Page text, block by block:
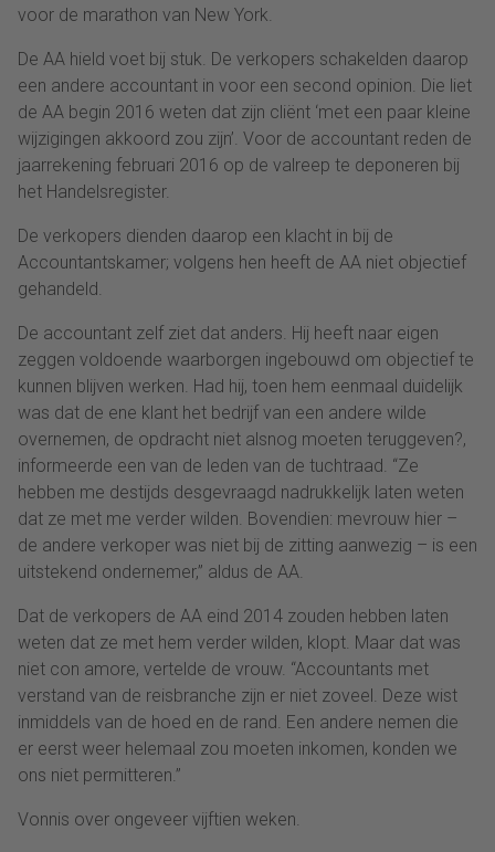
voor de marathon van New York.
De AA hield voet bij stuk. De verkopers schakelden daarop
een andere accountant in voor een second opinion. Die liet
de AA begin 2016 weten dat zijn cliënt ‘met een paar kleine
wijzigingen akkoord zou zijn’. Voor de accountant reden de
jaarrekening februari 2016 op de valreep te deponeren bij
het Handelsregister.
De verkopers dienden daarop een klacht in bij de
Accountantskamer; volgens hen heeft de AA niet objectief
gehandeld.
De accountant zelf ziet dat anders. Hij heeft naar eigen
zeggen voldoende waarborgen ingebouwd om objectief te
kunnen blijven werken. Had hij, toen hem eenmaal duidelijk
was dat de ene klant het bedrijf van een andere wilde
overnemen, de opdracht niet alsnog moeten teruggeven?,
informeerde een van de leden van de tuchtraad. “Ze
hebben me destijds desgevraagd nadrukkelijk laten weten
dat ze met me verder wilden. Bovendien: mevrouw hier –
de andere verkoper was niet bij de zitting aanwezig – is een
uitstekend ondernemer,” aldus de AA.
Dat de verkopers de AA eind 2014 zouden hebben laten
weten dat ze met hem verder wilden, klopt. Maar dat was
niet con amore, vertelde de vrouw. “Accountants met
verstand van de reisbranche zijn er niet zoveel. Deze wist
inmiddels van de hoed en de rand. Een andere nemen die
er eerst weer helemaal zou moeten inkomen, konden we
ons niet permitteren.”
Vonnis over ongeveer vijftien weken.